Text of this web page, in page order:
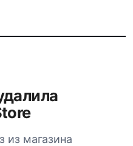
из магазина